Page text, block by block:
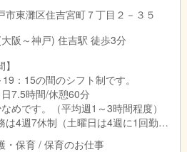
市東灘区住吉宮町７丁目２－３５
阪～神戸) 住吉駅 徒歩3分
：15の間のシフト制です。
7.5時間/休憩60分
めです。（平均週1～3時間程度）
は4週7休制（土曜日は4週に1回勤務
・保育 / 保育のお仕事